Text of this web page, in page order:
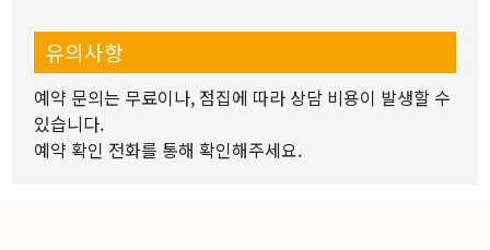
유의사항
예약 문의는 무료이나, 점집에 따라 상담 비용이 발생할 수
있습니다.
예약 확인 전화를 통해 확인해주세요.